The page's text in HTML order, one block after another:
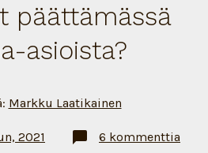
päättämässä
asioista?
Markku Laatikainen
2021 6 kommenttia